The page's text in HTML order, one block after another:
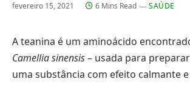
fevereiro 15, 2021 6 Mins Read SAÚDE
A teanina é um aminoácido
Camellia sinensis– usada para
uma substância com efeito calmante